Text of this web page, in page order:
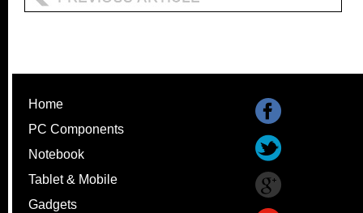
Home
PC Components
Notebook
Tablet & Mobile
Gadgets